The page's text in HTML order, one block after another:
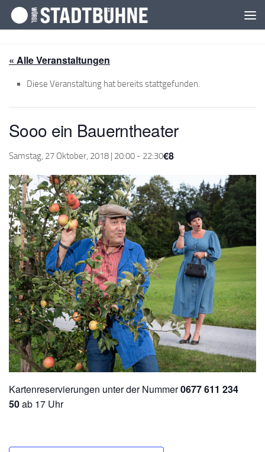
Zum Inhalt springen
« Alle Veranstaltungen
Diese Veranstaltung hat bereits stattgefunden.
Sooo ein Bauerntheater
Samstag, 27 Oktober, 2018 | 20:00 - 22:30€8
Kartenreservierungen unter der Nummer0677 611 234
50ab 17 Uhr